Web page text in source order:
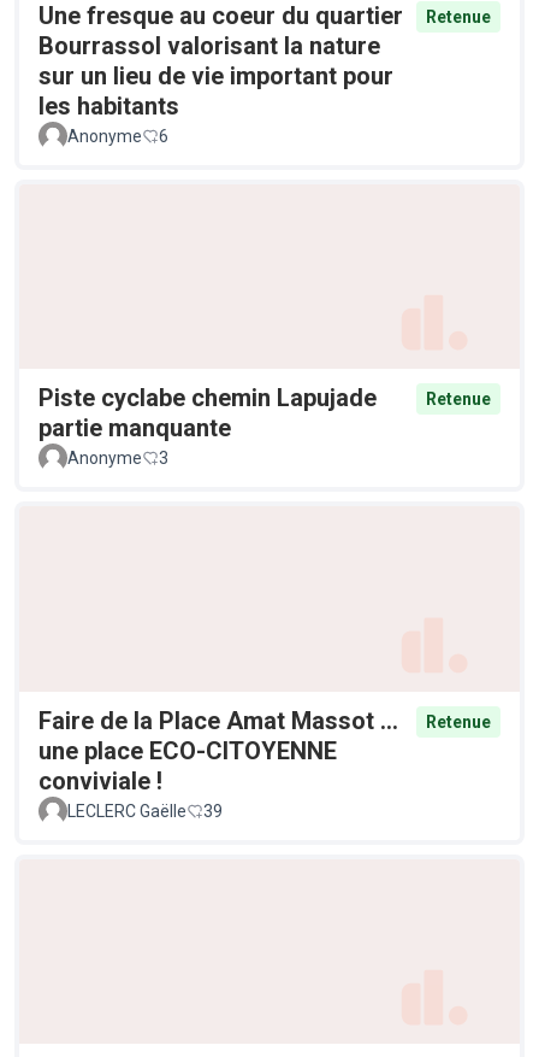
Une fresque au coeur du quartier
Bourrassol valorisant la nature
sur un lieu de vie important pour
les habitants
Retenue
Anonyme 6
Piste cyclabe chemin Lapujade
partie manquante
Retenue
Anonyme 3
Faire de la Place Amat Massot ...
une place ECO-CITOYENNE
conviviale !
Retenue
LECLERC Gaëlle 39